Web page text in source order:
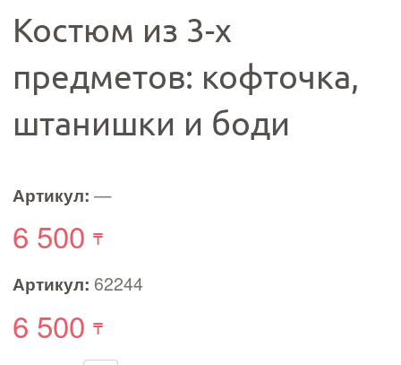
Костюм из 3-х
предметов: кофточка,
штанишки и боди
Артикул: —
6 500
Артикул: 62244
6 500